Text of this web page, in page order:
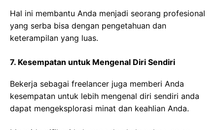
Hal ini membantu Anda menjadi seorang profesional
yang serba bisa dengan pengetahuan dan
keterampilan yang luas.
7. Kesempatan untuk Mengenal Diri Sendiri
Bekerja sebagai freelancer juga memberi Anda
kesempatan untuk lebih mengenal diri sendiri anda
dapat mengeksplorasi minat dan keahlian Anda.